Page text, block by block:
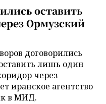
оставить
Ормузский
договорились
лишь один
через
иранское агентство
в МИД.